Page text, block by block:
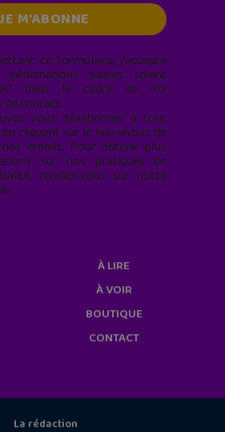
ce formulaire, j’accepte
saisies soient
dans le cadre de ma
de contact.
vous désabonner à tout
cliquant sur le lien en bas de
emails. Pour obtenir plus
sur nos pratiques de
rendez-vous sur notre
À LIRE
À VOIR
BOUTIQUE
CONTACT
La rédaction